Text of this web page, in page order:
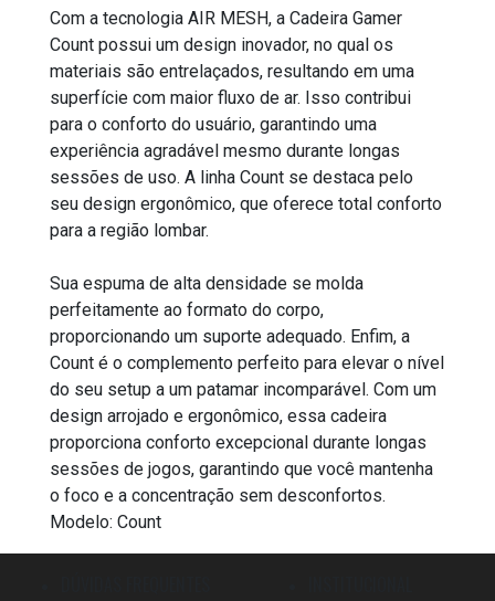
Com a tecnologia AIR MESH, a Cadeira Gamer
Count possui um design inovador, no qual os
materiais são entrelaçados, resultando em uma
superfície com maior fluxo de ar. Isso contribui
para o conforto do usuário, garantindo uma
experiência agradável mesmo durante longas
sessões de uso. A linha Count se destaca pelo
seu design ergonômico, que oferece total conforto
para a região lombar.
Sua espuma de alta densidade se molda
perfeitamente ao formato do corpo,
proporcionando um suporte adequado. Enfim, a
Count é o complemento perfeito para elevar o nível
do seu setup a um patamar incomparável. Com um
design arrojado e ergonômico, essa cadeira
proporciona conforto excepcional durante longas
sessões de jogos, garantindo que você mantenha
o foco e a concentração sem desconfortos.
Modelo: Count